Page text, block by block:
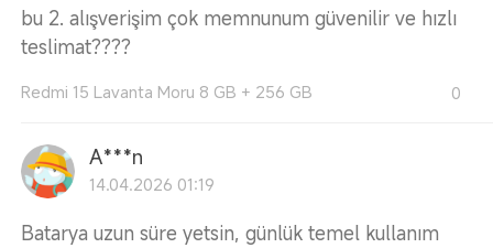
bu 2. alışverişim çok memnunum güvenilir ve hızlı
teslimat????
Redmi 15 Lavanta Moru 8 GB + 256 GB 0
A***n
14.04.2026 01:19
Batarya uzun süre yetsin, günlük temel kullanım